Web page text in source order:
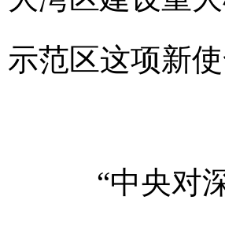
示范区这项新
“中央对深